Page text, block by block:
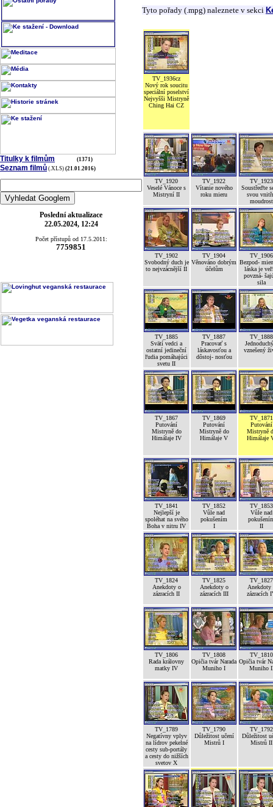
Titulky k filmům (1371)
Seznam filmů (.XLS) (21.01.2016)
Poslední aktualizace
22.05.2024, 12:24
Počet přístupů od 17.5.2011:
7759851
Tyto pořady (.mpg) naleznete v sekci
TV_1936cz
Nový rok soucitu
speciální poselství
Nejvyšši Mistryně
Ching Hai CZ
TV_1920
Veselé Vánoce s
Mistryní II
TV_1922
Vítanie nového
roku mieru
TV_1923
Soustřeďte
svou
moudrost
TV_1902
Svobodný duch je
to nejvzácnější II
TV_1904
Věnováno dobrým
účelům
TV_1906
Bezpod-
láska je
povzná-
sila
TV_1885
Svätí vedci a
ostatní jedineční
ľudia pomáhajúci
svetu II
TV_1887
Pracovať s
láskavosťou a
dôstoj- nosťou
TV_1888
vznešený
TV_1867
Putování
Mistryně do
Himálaje IV
TV_1869
Putování
Mistryně do
Himálaje V
TV_1871
Putování
Mistryně
Himálaje
TV_1841
Nejlepší je
spoléhat na svého
Boha v nitru IV
TV_1852
Vůle nad
pokušením
I
TV_1853
Vůle nad
II
TV_1824
Anekdoty o
zázracích II
TV_1825
Anekdoty o
zázracích III
TV_1827
Anekdoty
zázracích
TV_1806
Rada královny
matky IV
TV_1808
Opičia tvár Narada
Muniho I
TV_1810
Opičia tvár
Muniho
TV_1789
Negatívny vplyv
na lídrov pekelné
cesty sub-portály
a cesty do nižších
svetov X
TV_1790
Důležitost učení
Mistrů I
TV_1792
Důležitost
Mistrů II